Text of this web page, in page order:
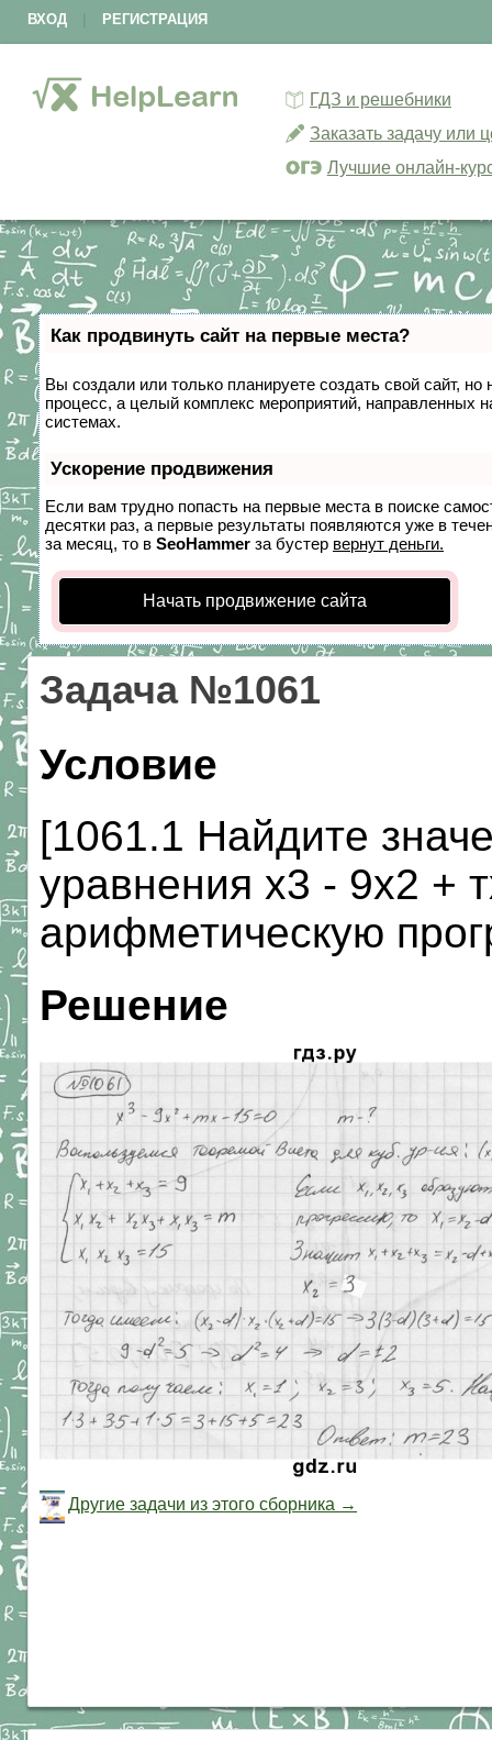
ВХОД РЕГИСТРАЦИЯ
ГДЗ и решебники
Заказать задачу или
Лучшие онлайн-
Как продвинуть сайт на первые места?
Вы создали или только планируете создать свой сайт,
процесс, а целый комплекс мероприятий, направленных
системах.
Ускорение продвижения
Если вам трудно попасть на первые места в поиске
десятки раз, а первые результаты появляются уже в
за месяц, то в SeoHammer за бустер вернут деньги.
Начать продвижение сайта
Задача №1061
Условие
[1061.1 Найдите
уравнения х3 - 9х2 +
арифметическую
Решение
Другие задачи из этого сборника →